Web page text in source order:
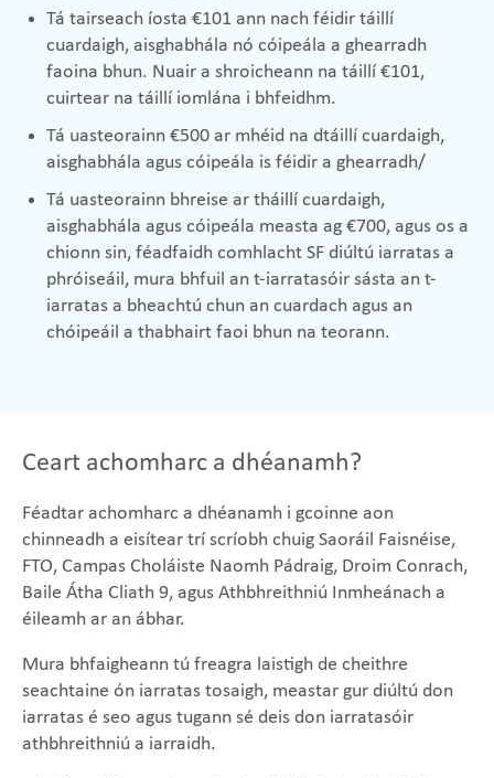
Tá tairseach íosta €101 ann nach féidir táillí
cuardaigh, aisghabhála nó cóipeála a ghearradh
faoina bhun. Nuair a shroicheann na táillí €101,
cuirtear na táillí iomlána i bhfeidhm.
Tá uasteorainn €500 ar mhéid na dtáillí cuardaigh,
aisghabhála agus cóipeála is féidir a ghearradh/
Tá uasteorainn bhreise ar tháillí cuardaigh,
aisghabhála agus cóipeála measta ag €700, agus os a
chionn sin, féadfaidh comhlacht SF diúltú iarratas a
phróiseáil, mura bhfuil an t-iarratasóir sásta an t-
iarratas a bheachtú chun an cuardach agus an
chóipeáil a thabhairt faoi bhun na teorann.
Ceart achomharc a dhéanamh?
Féadtar achomharc a dhéanamh i gcoinne aon
chinneadh a eisítear trí scríobh chuig Saoráil Faisnéise,
FTO, Campas Choláiste Naomh Pádraig, Droim Conrach,
Baile Átha Cliath 9, agus Athbhreithniú Inmheánach a
éileamh ar an ábhar.
Mura bhfaigheann tú freagra laistigh de cheithre
seachtaine ón iarratas tosaigh, meastar gur diúltú don
iarratas é seo agus tugann sé deis don iarratasóir
athbhreithniú a iarraidh.